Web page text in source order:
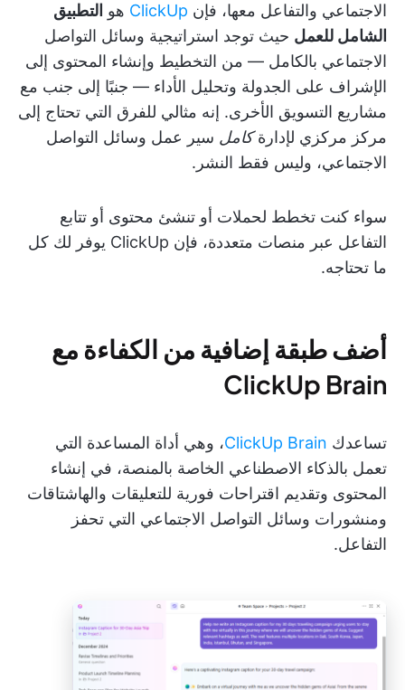
الاجتماعي والتفاعل معها، فإن ClickUp هو التطبيق
الشامل للعمل حيث توجد استراتيجية وسائل التواصل
الاجتماعي بالكامل — من التخطيط وإنشاء المحتوى إلى
الإشراف على الجدولة وتحليل الأداء — جنبًا إلى جنب مع
مشاريع التسويق الأخرى. إنه مثالي للفرق التي تحتاج إلى
مركز مركزي لإدارةكامل سير عمل وسائل التواصل
الاجتماعي، وليس فقط النشر.
سواء كنت تخطط لحملات أو تنشئ محتوى أو تتابع
التفاعل عبر منصات متعددة، فإن ClickUp يوفر لك كل
ما تحتاجه.
أضف طبقة إضافية من الكفاءة مع
ClickUp Brain
تساعدك ClickUp Brain، وهي أداة المساعدة التي
تعمل بالذكاء الاصطناعي الخاصة بالمنصة، في إنشاء
المحتوى وتقديم اقتراحات فورية للتعليقات والهاشتاقات
ومنشورات وسائل التواصل الاجتماعي التي تحفز
التفاعل.